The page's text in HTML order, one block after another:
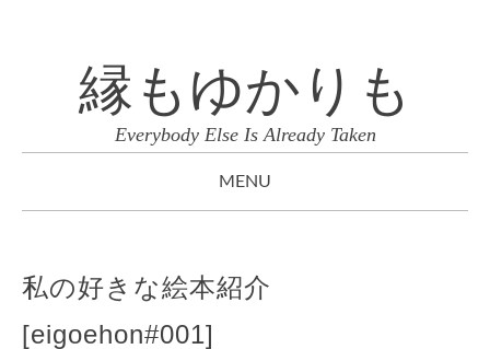
縁もゆかりも
Everybody Else Is Already Taken
MENU
CONTENT
私の好きな絵本紹介
[eigoehon#001]